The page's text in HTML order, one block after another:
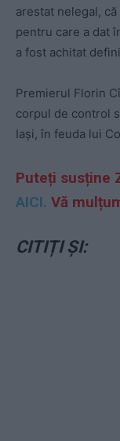
arestat nelegal,
pentru care a dat
a fost achitat
Premierul Florin
corpul de control
Iași, în feuda lui
Puteți susține
AICI. Vă
CITIȚI ȘI: